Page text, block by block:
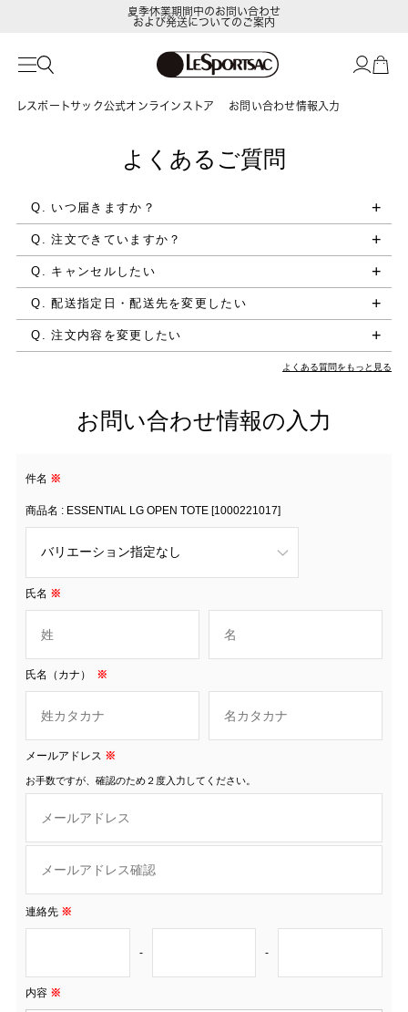
夏季休業期間中のお問い合わせ
および発送についてのご案内
レスポートサック公式オンラインストア お問い合わせ情報入力
よくあるご質問
Q. いつ届きますか？
Q. 注文できていますか？
Q. キャンセルしたい
Q. 配送指定日・配送先を変更したい
Q. 注文内容を変更したい
よくある質問をもっと見る
お問い合わせ情報の入力
件名 ※
商品名 : ESSENTIAL LG OPEN TOTE [1000221017]
氏名 ※
氏名（カナ） ※
メールアドレス ※
お手数ですが、確認のため２度入力してください。
連絡先 ※
- -
内容 ※